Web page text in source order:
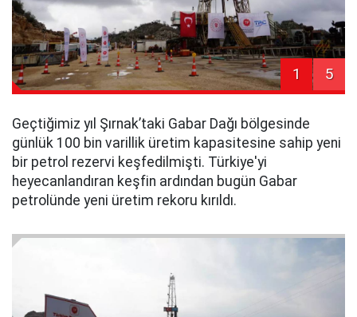
1 5
Geçtiğimiz yıl Şırnak’taki Gabar Dağı bölgesinde
günlük 100 bin varillik üretim kapasitesine sahip yeni
bir petrol rezervi keşfedilmişti. Türkiye'yi
heyecanlandıran keşfin ardından bugün Gabar
petrolünde yeni üretim rekoru kırıldı.